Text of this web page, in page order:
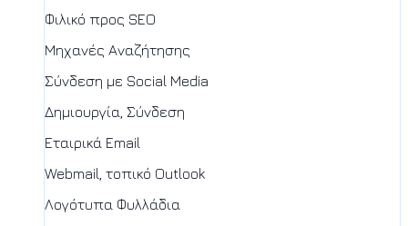
Φιλικό προς SEO
Μηχανές Αναζήτησης
Σύνδεση με Social Media
Δημιουργία, Σύνδεση
Εταιρικά Email
Webmail, τοπικό Outlook
Λογότυπα Φυλλάδια